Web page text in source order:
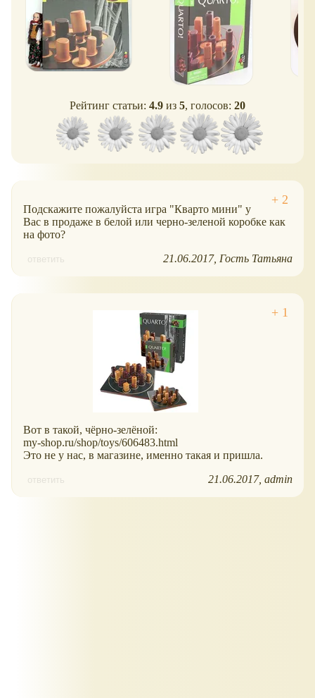
Рейтинг статьи: 4.9 из 5, голосов: 20
Подскажите пожалуйста игра "Кварто мини" у
Вас в продаже в белой или черно-зеленой коробке как
на фото?
ответить 21.06.2017 Гость Татьяна
Вот в такой, чёрно-зелёной:
my-shop.ru/shop/toys/606483.html
Это не у нас, в магазине, именно такая и пришла.
ответить 21.06.2017 admin